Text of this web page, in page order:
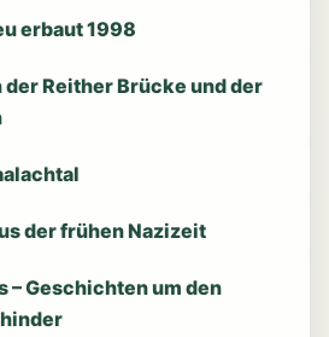
erbaut 1998
der Reither Brücke und der
der frühen Nazizeit
– Geschichten um den